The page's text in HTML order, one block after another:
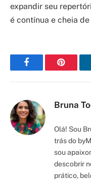
expandir seu
é contínua e cheia
Facebook
Bruna
Olá! Sou
trás do
sou
descobrir
prático,